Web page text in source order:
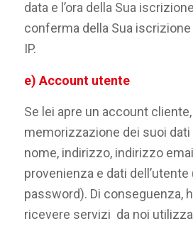
data e l’ora della Sua
conferma della Sua
IP.
e) Account utente
Se lei apre un account
memorizzazione dei suoi dati
nome, indirizzo, indirizzo
provenienza e dati
password). Di conseguenza,
ricevere servizi da noi